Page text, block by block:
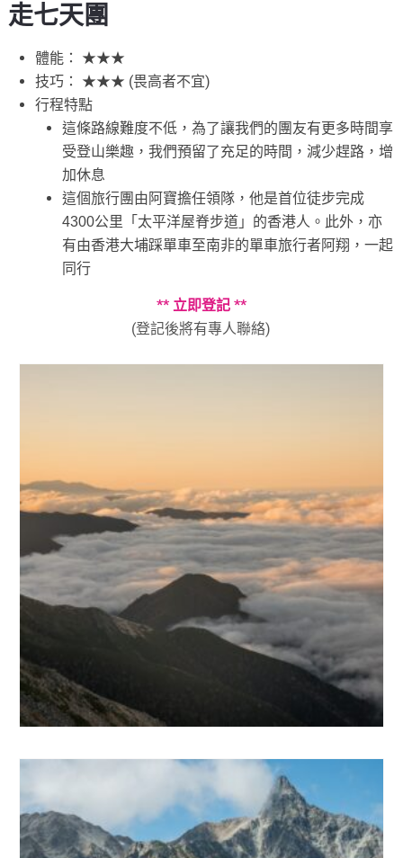
走七天團
體能： ★★★
技巧： ★★★ (畏高者不宜)
行程特點
這條路線難度不低，為了讓我們的團友有更多時間享
受登山樂趣，我們預留了充足的時間，減少趕路，增
加休息
這個旅行團由阿寶擔任領隊，他是首位徒步完成
4300公里「太平洋屋脊步道」的香港人。此外，亦
有由香港大埔踩單車至南非的單車旅行者阿翔，一起
同行
** 立即登記 **
(登記後將有專人聯絡)